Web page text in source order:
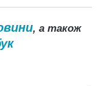
, а також